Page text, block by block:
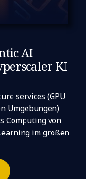
AI
KI
services (GPU
Umgebungen)
Computing von
im großen